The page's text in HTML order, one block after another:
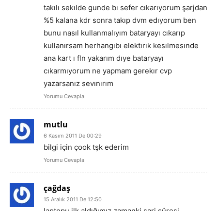
takılı sekılde gunde bı sefer cıkarıyorum şarjdan
%5 kalana kdr sonra takıp dvm edıyorum ben
bunu nasıl kullanmalıyım bataryayı cıkarıp
kullanırsam herhangıbı elektırık kesılmesınde
ana kart ı fln yakarım dıye bataryayı
cıkarmıyorum ne yapmam gerekır cvp
yazarsanız sevınırım
Yorumu Cevapla
mutlu
6 Kasım 2011 De 00:29
bilgi için çook tşk ederim
Yorumu Cevapla
çağdaş
15 Aralık 2011 De 12:50